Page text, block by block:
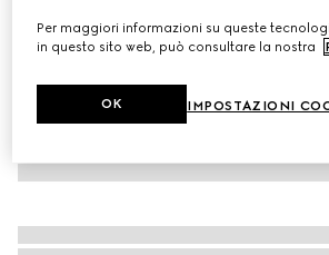
Per maggiori informazioni su queste
in questo sito web, può consultare la nostra
IMPOSTAZIONI
OK